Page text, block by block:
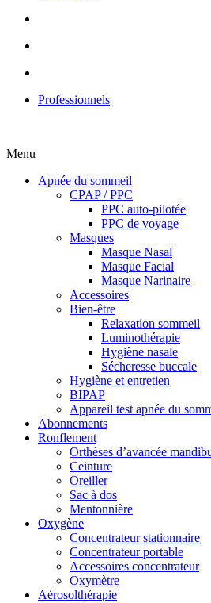
Professionnels
Menu
Apnée du sommeil
CPAP / PPC
PPC auto-pilotée
PPC de voyage
Masques
Masque Nasal
Masque Facial
Masque Narinaire
Accessoires
Bien-être
Relaxation sommeil
Luminothérapie
Hygiène nasale
Sécheresse buccale
Hygiène et entretien
BIPAP
Appareil test apnée du
Abonnements
Ronflement
Orthèses d’avancée
Ceinture
Oreiller
Sac à dos
Mentonnière
Oxygène
Concentrateur stationnaire
Concentrateur portable
Accessoires concentrateur
Oxymètre
Aérosolthérapie